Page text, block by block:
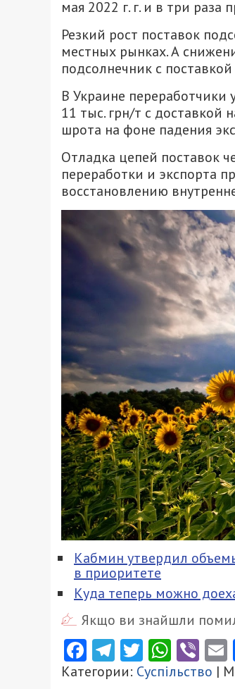
мая 2022 г. г. и в три
Резкий рост поставок
местных рынках. А
подсолнечник с
В Украине
11 тыс. грн/т с доставкой
шрота на фоне падения
Отладка цепей поставок
переработки и экспорта
восстановлению
Кабмин утвердил
в приоритете
Куда теперь можно
Якщо ви знайшли
Facebook
Telegram
Twitter
Категории: Суспільство |